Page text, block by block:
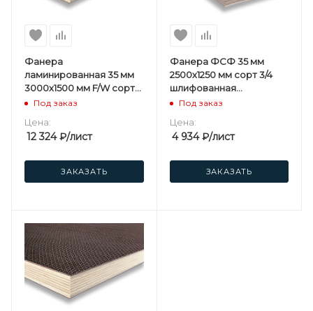
Фанера
ламинированная 35 мм
3000х1500 мм F/W сорт
1/1 березовая
Под заказ
Цена:
12 324₽/лист
ЗАКАЗАТЬ
Фанера ФСФ 35 мм
2500х1250 мм сорт 3/4
шлифованная
березовая
Под заказ
Цена:
4 934₽/лист
ЗАКАЗАТЬ